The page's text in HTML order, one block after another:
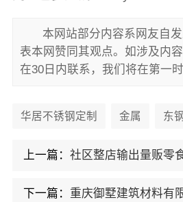
本网站部分内容系网友自
表本网赞同其观点。如涉及内
在30日内联系，我们将在第一时
华居不锈钢定制 金属 东钢
上一篇：社区整店输出量贩零食适配全场景-
下一篇： 重庆御墅建筑材料有限公司：